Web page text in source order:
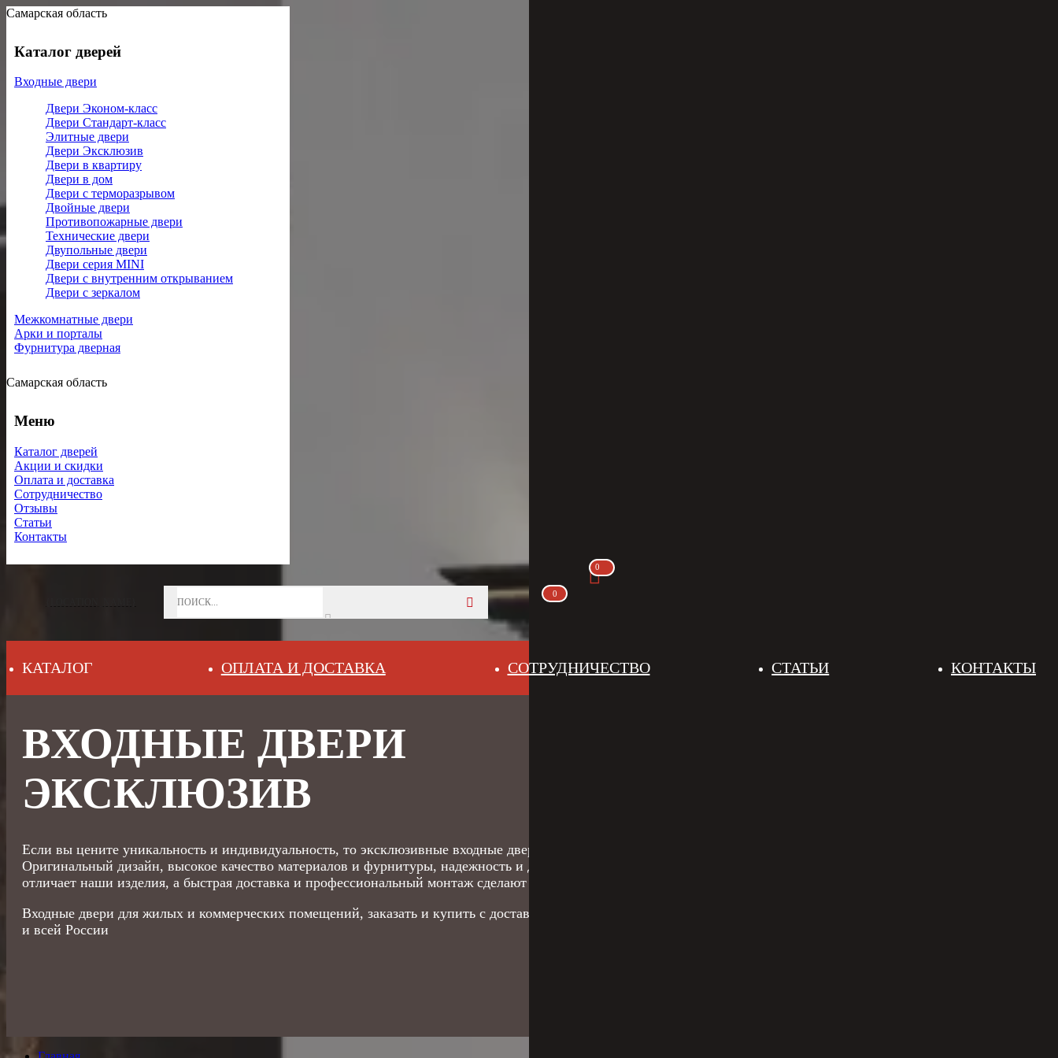
Самарская область
Каталог дверей
Входные двери
Двери Эконом-класс
Двери Стандарт-класс
Элитные двери
Двери Эксклюзив
Двери в квартиру
Двери в дом
Двери с терморазрывом
Двойные двери
Противопожарные двери
Технические двери
Двупольные двери
Двери серия MINI
Двери с внутренним открыванием
Двери с зеркалом
Межкомнатные двери
Арки и порталы
Фурнитура дверная
Самарская область
Меню
Каталог дверей
Акции и скидки
Оплата и доставка
Сотрудничество
Отзывы
Статьи
Контакты
0
0
КАТАЛОГ ОПЛАТА И ДОСТАВКА СОТРУДНИЧЕСТВО СТАТЬИ КОНТАКТЫ
ВХОДНЫЕ ДВЕРИ
ЭКСКЛЮЗИВ
Если вы цените уникальность и индивидуальность, то эксклюзивные входные двери — идеальное решение для вас.
Оригинальный дизайн, высокое качество материалов и фурнитуры, надежность и долговечность — главное, что
отличает наши изделия, а быстрая доставка и профессиональный монтаж сделают покупку ещё приятнее!
Входные двери для жилых и коммерческих помещений, заказать и купить с доставкой
и всей России